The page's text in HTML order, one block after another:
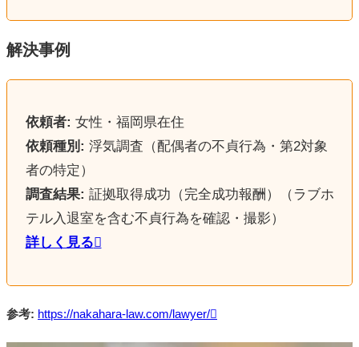
解決事例
依頼者: 女性・福岡県在住
依頼種別: 浮気調査（配偶者の不貞行為・第2対象
者の特定）
調査結果: 証拠取得成功（完全成功報酬）（ラブホ
テル入退室を含む不貞行為を確認・撮影）
詳しく見る
参考: https://nakahara-law.com/lawyer/